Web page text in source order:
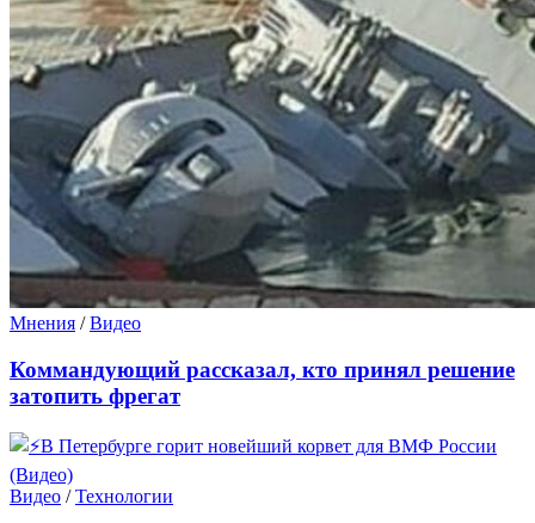
Мнения /Видео
Коммандующий рассказал, кто принял решение
затопить фрегат
Видео /Технологии